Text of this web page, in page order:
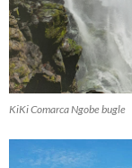
KiKi Comarca Ngobe bugle